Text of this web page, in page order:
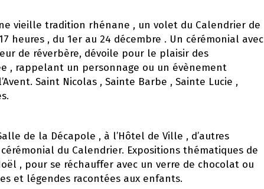
vieille tradition rhénane , un volet du Calendrier de
heures , du 1er au 24 décembre . Un cérémonial avec
de réverbère, dévoile pour le plaisir des
, rappelant un personnage ou un évènement
Saint Nicolas , Sainte Barbe , Sainte Lucie ,
de la Décapole , à l’Hôtel de Ville , d’autres
du Calendrier. Expositions thématiques de
, pour se réchauffer avec un verre de chocolat ou
et légendes racontées aux enfants.